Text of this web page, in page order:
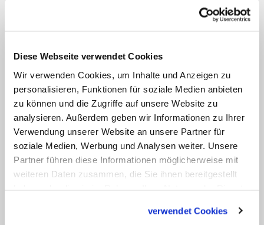
Diese Webseite verwendet Cookies
Wir verwenden Cookies, um Inhalte und Anzeigen zu
personalisieren, Funktionen für soziale Medien anbieten
zu können und die Zugriffe auf unsere Website zu
analysieren. Außerdem geben wir Informationen zu Ihrer
Verwendung unserer Website an unsere Partner für
soziale Medien, Werbung und Analysen weiter. Unsere
Partner führen diese Informationen möglicherweise mit
weiteren Daten zusammen, die Sie ihnen bereitgestellt
verwendet Cookies
mindestens 450 Betroffene und 138
beschuldigte Kleriker in den Jahren 1946
Großbölting bereitserste Charakteristika
zum Vorgehen der Bistumsleitung bei
Missbrauch genannt.Die "bischöfliche
Fürsorge" habe sich "lange Zeit immer
zuerst auf den Täter" gerichtet, sagte der
Historiker Anfang November. "Dabei geht
es darum, die priesterliche Existenz des
die Vorstellung vom besonderen Wert